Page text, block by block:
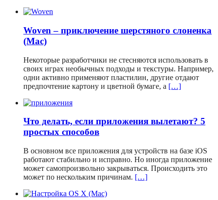
Woven – приключение шерстяного слоненка
(Mac)
Некоторые разработчики не стесняются использовать в
своих играх необычных подходы и текстуры. Например,
одни активно применяют пластилин, другие отдают
предпочтение картону и цветной бумаге, а […]
Что делать, если приложения вылетают? 5
простых способов
В основном все приложения для устройств на базе iOS
работают стабильно и исправно. Но иногда приложение
может самопроизвольно закрываться. Происходить это
может по нескольким причинам. […]